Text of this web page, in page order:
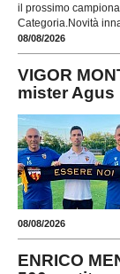
il prossimo
Categoria.Novità
08/08/2026
VIGOR
mister Agus
08/08/2026
ENRICO